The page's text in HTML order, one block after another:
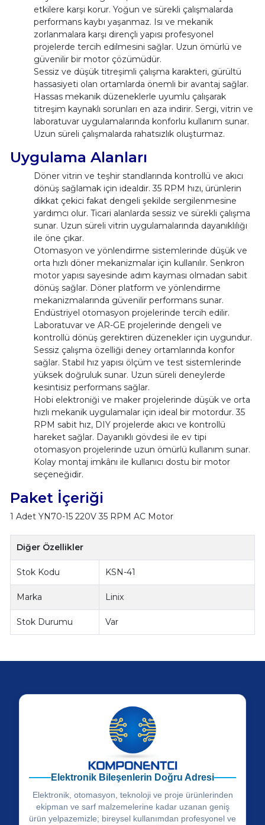
etkilere karşı korur. Yoğun ve sürekli çalışmalarda
performans kaybı yaşanmaz. Isı ve mekanik
zorlanmalara karşı dirençli yapısı profesyonel
projelerde tercih edilmesini sağlar. Uzun ömürlü ve
güvenilir bir motor çözümüdür.
Sessiz ve düşük titreşimli çalışma karakteri, gürültü
hassasiyeti olan ortamlarda önemli bir avantaj sağlar.
Hassas mekanik düzeneklerle uyumlu çalışarak
titreşim kaynaklı sorunları en aza indirir. Sergi, vitrin ve
laboratuvar uygulamalarında konforlu kullanım sunar.
Uzun süreli çalışmalarda rahatsızlık oluşturmaz.
Uygulama Alanları
Döner vitrin ve teşhir standlarında kontrollü ve akıcı
dönüş sağlamak için idealdir. 35 RPM hızı, ürünlerin
dikkat çekici fakat dengeli şekilde sergilenmesine
yardımcı olur. Ticari alanlarda sessiz ve sürekli çalışma
sunar. Uzun süreli vitrin uygulamalarında dayanıklılığı
ile öne çıkar.
Otomasyon ve yönlendirme sistemlerinde düşük ve
orta hızlı döner mekanizmalar için kullanılır. Senkron
motor yapısı sayesinde adım kayması olmadan sabit
dönüş sağlar. Döner platform ve yönlendirme
mekanizmalarında güvenilir performans sunar.
Endüstriyel otomasyon projelerinde tercih edilir.
Laboratuvar ve AR-GE projelerinde dengeli ve
kontrollü dönüş gerektiren düzenekler için uygundur.
Sessiz çalışma özelliği deney ortamlarında konfor
sağlar. Stabil hız yapısı ölçüm ve test sistemlerinde
yüksek doğruluk sunar. Uzun süreli deneylerde
kesintisiz performans sağlar.
Hobi elektroniği ve maker projelerinde düşük ve orta
hızlı mekanik uygulamalar için ideal bir motordur. 35
RPM sabit hız, DIY projelerde akıcı ve kontrollü
hareket sağlar. Dayanıklı gövdesi ile ev tipi
otomasyon projelerinde uzun ömürlü kullanım sunar.
Kolay montaj imkânı ile kullanıcı dostu bir motor
seçeneğidir.
Paket İçeriği
1 Adet YN70-15 220V 35 RPM AC Motor
Diğer Özellikler
Stok Kodu KSN-41
Marka Linix
Stok Durumu Var
Elektronik Bileşenlerin Doğru Adresi
Elektronik, otomasyon, teknoloji ve proje ürünlerinden
ekipman ve sarf malzemelerine kadar uzanan geniş
ürün yelpazemizle; bireysel kullanımdan profesyonel ve